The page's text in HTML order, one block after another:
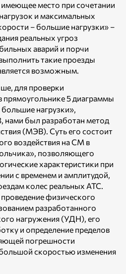
место при сочетании
и максимальных
– большие нагрузки» –
реальных угроз
аварий и порчи
такие проезды
возможным.
для проверки
прямоугольнике 5 диаграммы
нагрузки»,
нами был разработан метод
(МЭВ). Суть его состоит
воздействия на СМ в
позволяющего
характеристики при
с временем и амплитудой,
колес реальных АТС.
физического
разработанного
нагружения (УДН), его
и определение пределов
погрешности
скоростью изменения